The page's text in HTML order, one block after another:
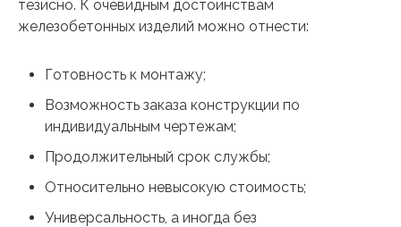
тезисно. К очевидным достоинствам
железобетонных изделий можно отнести:
Готовность к монтажу;
Возможность заказа конструкции по
индивидуальным чертежам;
Продолжительный срок службы;
Относительно невысокую стоимость;
Универсальность, а иногда без